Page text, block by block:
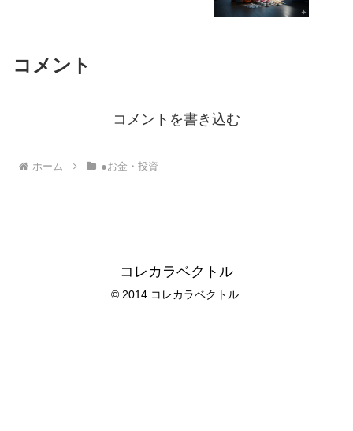
コメント
コメントを書き込む
ホーム ●お金・投資
コレカラベクトル
© 2014 コレカラベクトル.